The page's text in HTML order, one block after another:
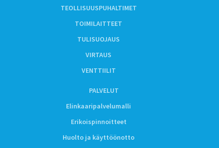
TEOLLISUUSPUHALTIMET
TOIMILAITTEET
TULISUOJAUS
VIRTAUS
VENTTIILIT
PALVELUT
Elinkaaripalvelumalli
Erikoispinnoitteet
Huolto ja käyttöönotto